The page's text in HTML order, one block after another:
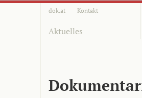
dok.at Kontakt
Aktuelles